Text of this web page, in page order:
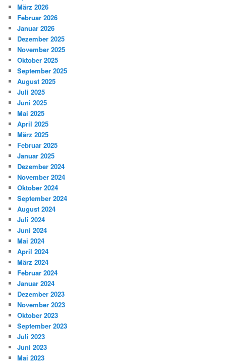
März 2026
Februar 2026
Januar 2026
Dezember 2025
November 2025
Oktober 2025
September 2025
August 2025
Juli 2025
Juni 2025
Mai 2025
April 2025
März 2025
Februar 2025
Januar 2025
Dezember 2024
November 2024
Oktober 2024
September 2024
August 2024
Juli 2024
Juni 2024
Mai 2024
April 2024
März 2024
Februar 2024
Januar 2024
Dezember 2023
November 2023
Oktober 2023
September 2023
Juli 2023
Juni 2023
Mai 2023